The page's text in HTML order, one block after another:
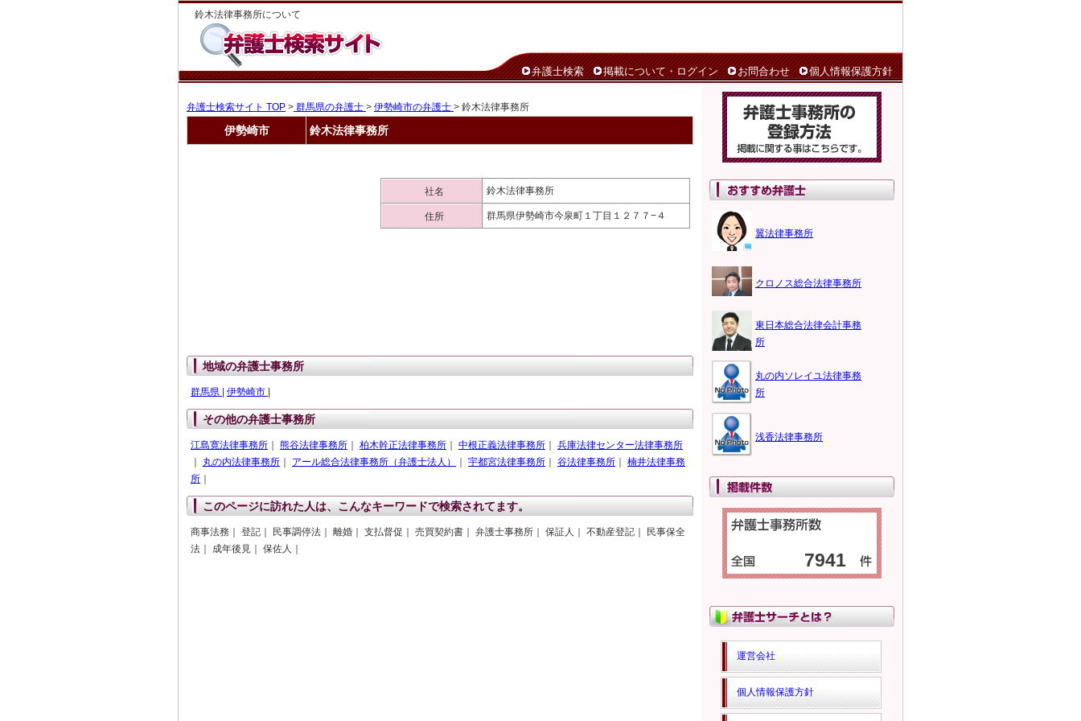
鈴木法律事務所について
弁護士検索 掲載について・ログイン お問合わせ 個人情報保護方針
弁護士検索サイト TOP > 群馬県の弁護士 > 伊勢崎市の弁護士 > 鈴木法律事務所
伊勢崎市 鈴木法律事務所
社名 鈴木法律事務所
住所 群馬県伊勢崎市今泉町１丁目１２７７−４
地域の弁護士事務所
群馬県 伊勢崎市
その他の弁護士事務所
江島寛法律事務所 熊谷法律事務所 柏木幹正法律事務所 中根正義法律事務所
兵庫法律センター法律事務所
丸の内法律事務所 アール総合法律事務所（弁護士法人） 宇都宮法律事務所 谷法律事務所
楠井法律事務
所
このページに訪れた人は、こんなキーワードで検索されてます。
商事法務｜ 登記｜ 民事調停法｜ 離婚｜ 支払督促｜ 売買契約書｜ 弁護士事務所｜ 保証人｜ 不動産登記｜ 民事保全
法｜ 成年後見｜ 保佐人｜
翼法律事務所
クロノス総合法律事務所
東日本総合法律会計事務
所
丸の内ソレイユ法律事務
所
浅香法律事務所
7941
運営会社
個人情報保護方針